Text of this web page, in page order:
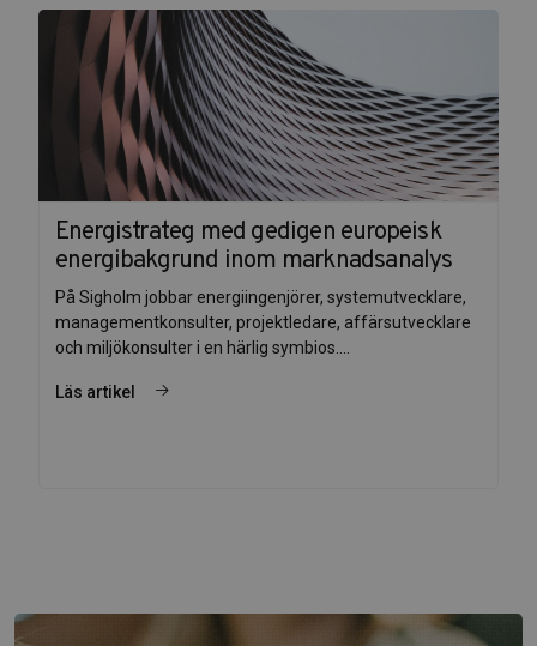
Energistrateg med gedigen europeisk
energibakgrund inom marknadsanalys
På Sigholm jobbar energiingenjörer, systemutvecklare,
managementkonsulter, projektledare, affärsutvecklare
och miljökonsulter i en härlig symbios....
Läs artikel